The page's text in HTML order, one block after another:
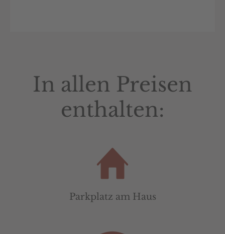
In allen Preisen
enthalten:
Parkplatz am Haus